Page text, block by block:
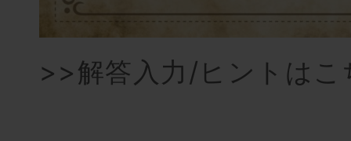
>>解答入力/ヒントはこ